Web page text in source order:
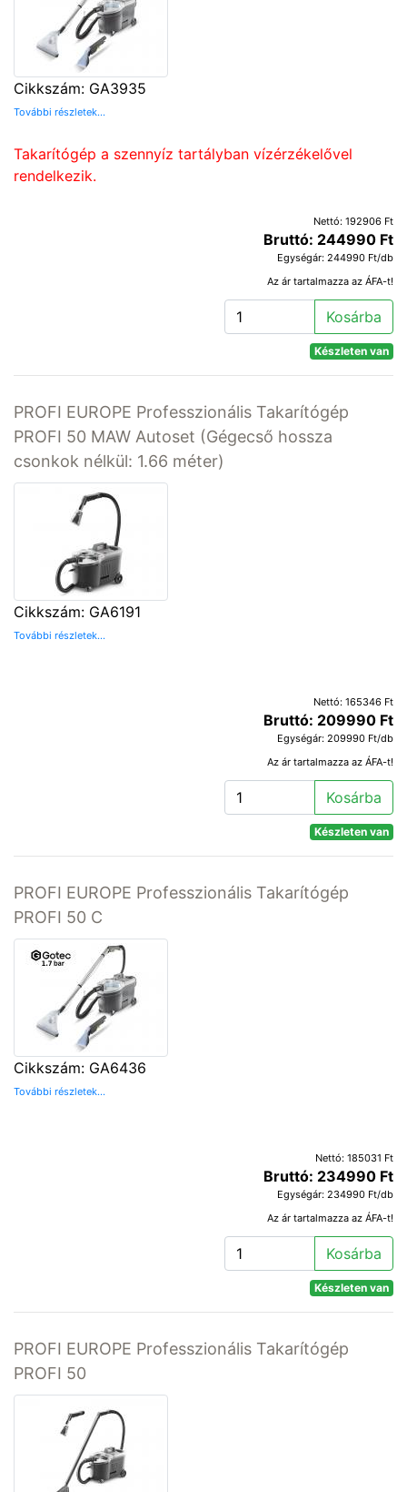
Cikkszám: GA3935
További részletek...
Takarítógép a szennyíz tartályban vízérzékelővel
rendelkezik.
Nettó: 192906 Ft
Bruttó: 244990 Ft
Egységár: 244990 Ft/db
Az ár tartalmazza az ÁFA-t!
Kosárba
Készleten van
PROFI EUROPE Professzionális Takarítógép
PROFI 50 MAW Autoset (Gégecső hossza
csonkok nélkül: 1.66 méter)
Cikkszám: GA6191
További részletek...
Nettó: 165346 Ft
Bruttó: 209990 Ft
Egységár: 209990 Ft/db
Az ár tartalmazza az ÁFA-t!
Kosárba
Készleten van
PROFI EUROPE Professzionális Takarítógép
PROFI 50 C
Cikkszám: GA6436
További részletek...
Nettó: 185031 Ft
Bruttó: 234990 Ft
Egységár: 234990 Ft/db
Az ár tartalmazza az ÁFA-t!
Kosárba
Készleten van
PROFI EUROPE Professzionális Takarítógép
PROFI 50